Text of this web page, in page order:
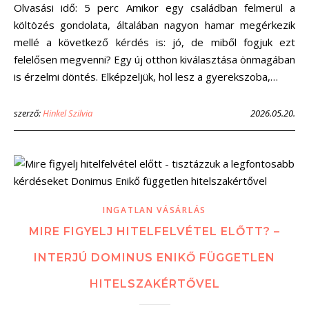
Olvasási idő: 5 perc Amikor egy családban felmerül a
költözés gondolata, általában nagyon hamar megérkezik
mellé a következő kérdés is: jó, de miből fogjuk ezt
felelősen megvenni? Egy új otthon kiválasztása önmagában
is érzelmi döntés. Elképzeljük, hol lesz a gyerekszoba,…
szerző:Hinkel Szilvia 2026.05.20.
INGATLAN VÁSÁRLÁS
MIRE FIGYELJ HITELFELVÉTEL ELŐTT? –
INTERJÚ DOMINUS ENIKŐ FÜGGETLEN
HITELSZAKÉRTŐVEL